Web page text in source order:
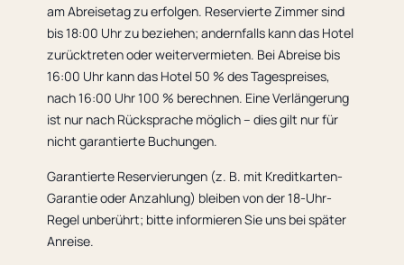
am Abreisetag zu erfolgen. Reservierte Zimmer sind
bis 18:00 Uhr zu beziehen; andernfalls kann das Hotel
zurücktreten oder weitervermieten. Bei Abreise bis
16:00 Uhr kann das Hotel 50 % des Tagespreises,
nach 16:00 Uhr 100 % berechnen. Eine Verlängerung
ist nur nach Rücksprache möglich – dies gilt nur für
nicht garantierte Buchungen.
Garantierte Reservierungen (z. B. mit Kreditkarten-
Garantie oder Anzahlung) bleiben von der 18-Uhr-
Regel unberührt; bitte informieren Sie uns bei später
Anreise.